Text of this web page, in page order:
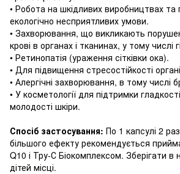
• Робота на шкідливих виробництвах
екологічно несприятливих умови.
• Захворювання, що викликають
крові в органах і тканинах, у тому числі
• Ретинопатія (ураження сітківки ока).
• Для підвищення стресостійкості
• Алергічні захворювання, в тому числі
• У косметології для підтримки
молодості шкіри.
Спосіб застосування: По 1 капсулі 2
більшого ефекту рекомендується
Q10 і Тру-С Біокомплексом. Зберігати в
дітей місці.